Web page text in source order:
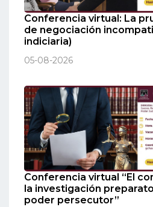
Conferencia virtual: La
de negociación
indiciaria)
05-08-2026
Conferencia virtual “El
la investigación
poder persecutor”